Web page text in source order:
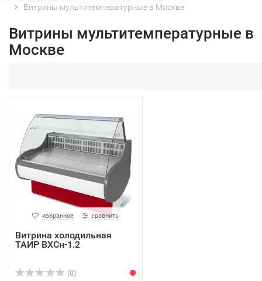
Витрины мультитемпературные в Москве
Витрины мультитемпературные в
Москве
избранное сравнить
Витрина холодильная
ТАИР ВХСн-1.2
(0)